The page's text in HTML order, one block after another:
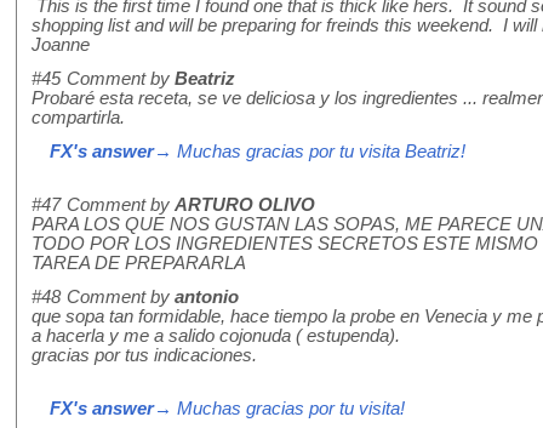
This is the first time I found one that is thick like hers. It sound
shopping list and will be preparing for freinds this weekend. I
Joanne
#45 Comment by Beatriz
Probaré esta receta, se ve deliciosa y los ingredientes ...
compartirla.
FX's answer→ Muchas gracias por tu visita Beatriz!
#47 Comment by ARTURO OLIVO
PARA LOS QUE NOS GUSTAN LAS SOPAS, ME PARECE
TODO POR LOS INGREDIENTES SECRETOS ESTE
TAREA DE PREPARARLA
#48 Comment by antonio
que sopa tan formidable, hace tiempo la probe en Venecia y me
a hacerla y me a salido cojonuda ( estupenda).
gracias por tus indicaciones.
FX's answer→ Muchas gracias por tu visita!